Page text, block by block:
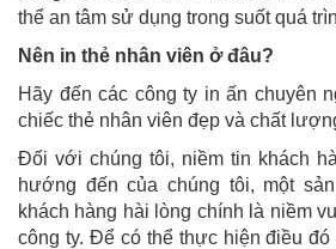
thể an tâm sử dụng trong suốt quá
Nên in thẻ nhân viên ở đâu?
Hãy đến các công ty in ấn chuyên
chiếc thẻ nhân viên đẹp và chất
Đối với chúng tôi, niềm tin khách
hướng đến của chúng tôi, một
khách hàng hài lòng chính là niềm
công ty. Để có thể thực hiện điều